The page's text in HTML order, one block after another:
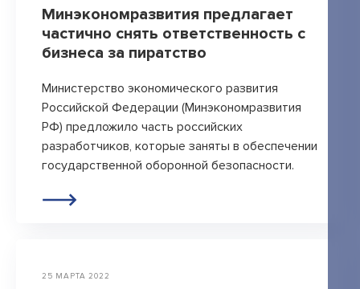
Минэкономразвития предлагает
частично снять ответственность с
бизнеса за пиратство
Министерство экономического развития
Российской Федерации (Минэкономразвития
РФ) предложило часть российских
разработчиков, которые заняты в обеспечении
государственной оборонной безопасности.
25 МАРТА 2022